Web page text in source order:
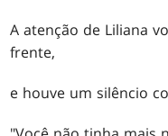
A atenção de Liliana
frente,
e houve um silêncio